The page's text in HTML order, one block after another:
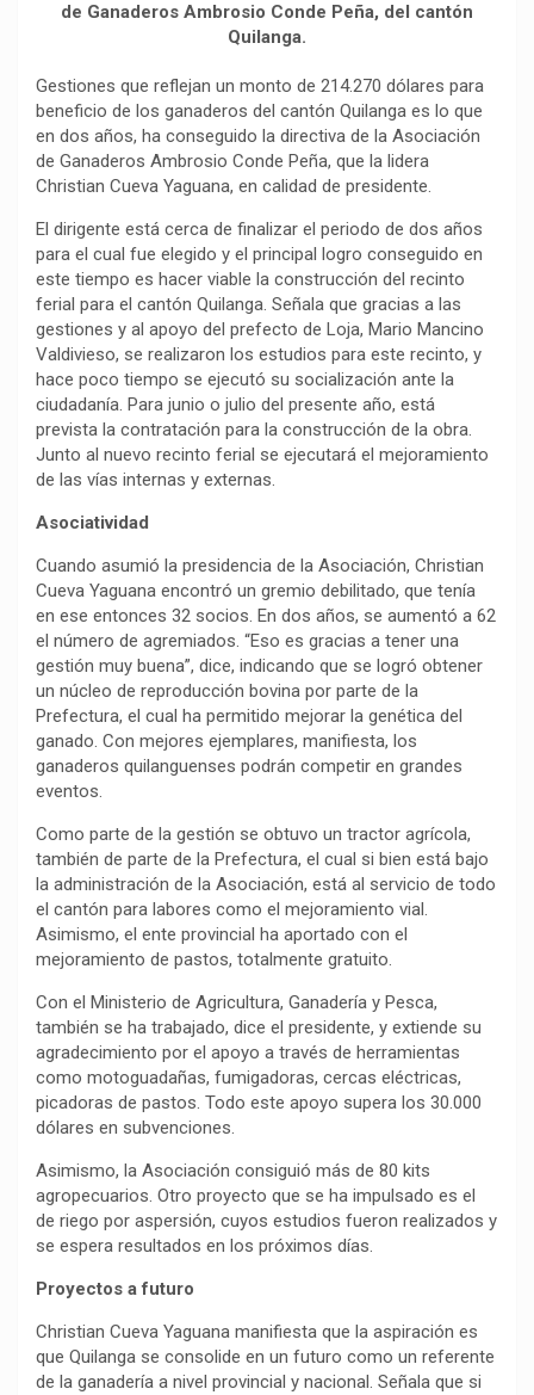
de Ganaderos Ambrosio Conde Peña, del cantón
Quilanga.
Gestiones que reflejan un monto de 214.270 dólares para
beneficio de los ganaderos del cantón Quilanga es lo que
en dos años, ha conseguido la directiva de la Asociación
de Ganaderos Ambrosio Conde Peña, que la lidera
Christian Cueva Yaguana, en calidad de presidente.
El dirigente está cerca de finalizar el periodo de dos años
para el cual fue elegido y el principal logro conseguido en
este tiempo es hacer viable la construcción del recinto
ferial para el cantón Quilanga. Señala que gracias a las
gestiones y al apoyo del prefecto de Loja, Mario Mancino
Valdivieso, se realizaron los estudios para este recinto, y
hace poco tiempo se ejecutó su socialización ante la
ciudadanía. Para junio o julio del presente año, está
prevista la contratación para la construcción de la obra.
Junto al nuevo recinto ferial se ejecutará el mejoramiento
de las vías internas y externas.
Asociatividad
Cuando asumió la presidencia de la Asociación, Christian
Cueva Yaguana encontró un gremio debilitado, que tenía
en ese entonces 32 socios. En dos años, se aumentó a 62
el número de agremiados. “Eso es gracias a tener una
gestión muy buena”, dice, indicando que se logró obtener
un núcleo de reproducción bovina por parte de la
Prefectura, el cual ha permitido mejorar la genética del
ganado. Con mejores ejemplares, manifiesta, los
ganaderos quilanguenses podrán competir en grandes
eventos.
Como parte de la gestión se obtuvo un tractor agrícola,
también de parte de la Prefectura, el cual si bien está bajo
la administración de la Asociación, está al servicio de todo
el cantón para labores como el mejoramiento vial.
Asimismo, el ente provincial ha aportado con el
mejoramiento de pastos, totalmente gratuito.
Con el Ministerio de Agricultura, Ganadería y Pesca,
también se ha trabajado, dice el presidente, y extiende su
agradecimiento por el apoyo a través de herramientas
como motoguadañas, fumigadoras, cercas eléctricas,
picadoras de pastos. Todo este apoyo supera los 30.000
dólares en subvenciones.
Asimismo, la Asociación consiguió más de 80 kits
agropecuarios. Otro proyecto que se ha impulsado es el
de riego por aspersión, cuyos estudios fueron realizados y
se espera resultados en los próximos días.
Proyectos a futuro
Christian Cueva Yaguana manifiesta que la aspiración es
que Quilanga se consolide en un futuro como un referente
de la ganadería a nivel provincial y nacional. Señala que si